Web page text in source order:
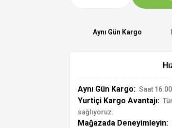
Aynı Gün Kargo
Aynı Gün Kargo: Saat
Yurtiçi Kargo Avantajı:
sağlıyoruz.
Mağazada Deneyimleyin: